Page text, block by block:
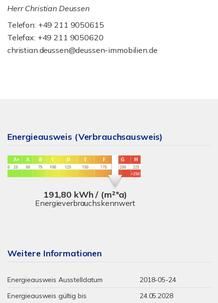
Herr Christian Deussen
Telefon: +49 211 9050615
Telefax: +49 211 9050620
christian.deussen@deussen-immobilien.de
Energieausweis (Verbrauchsausweis)
191,80 kWh / (m²*a)
Energieverbrauchskennwert
Weitere Informationen
Energieausweis Ausstelldatum
2018-05-24
Energieausweis gültig bis
24.05.2028